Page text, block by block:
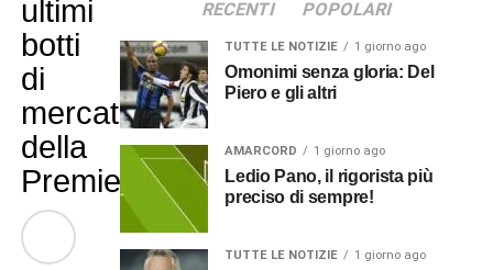
ultimi
botti
di
mercato
della
Premier
RECENTI POPOLARI
TUTTE LE NOTIZIE 1 giorno ago
Omonimi senza gloria: Del
Piero e gli altri
AMARCORD 1 giorno ago
Ledio Pano, il rigorista più
preciso di sempre!
TUTTE LE NOTIZIE 1 giorno ago